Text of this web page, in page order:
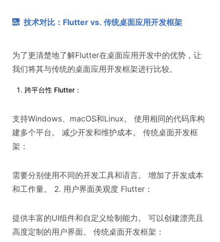
技术对比：Flutter vs. 传统桌面应用开发框架
为了更清楚地了解Flutter在桌面应用开发中的优势，让
我们将其与传统的桌面应用开发框架进行比较。
跨平台性 Flutter：
支持Windows、macOS和Linux。 使用相同的代码库构
建多个平台。 减少开发和维护成本。 传统桌面开发框
架：
需要分别使用不同的开发工具和语言。 增加了开发成本
和工作量。 2. 用户界面美观度 Flutter：
提供丰富的UI组件和自定义绘制能力。 可以创建漂亮且
高度定制的用户界面。 传统桌面开发框架：